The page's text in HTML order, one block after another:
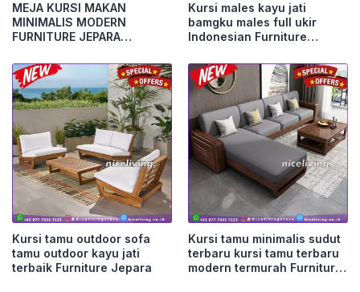
MEJA KURSI MAKAN
MINIMALIS MODERN
FURNITURE JEPARA
Kursi males kayu jati
bamgku males full ukir
Indonesian Furniture
Kursi tamu outdoor sofa
tamu outdoor kayu jati
terbaik Furniture Jepara
Kursi tamu minimalis sudut
terbaru kursi tamu terbaru
modern termurah Furniture